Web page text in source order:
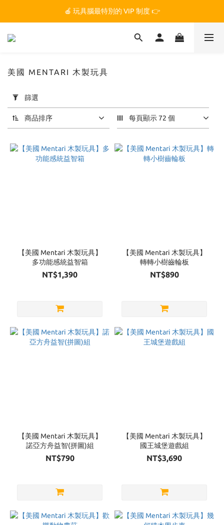
🏆 玩具腦是全台第一個獲得 STEM.org 教育平台
🍎 玩具腦最特別的 VIP 制度 👉
🏆 玩具腦是全台第一個獲得 STEM.org 教育平台
用
篩
選
(0/20)
牌
美國 MENTARI 木製玩具
篩選
商品排序 每頁顯示 72 個
【美國 Mentari 木製玩具】
多功能感統益智箱
NT$1,390
【美國 Mentari 木製玩具】
轉轉小樹齒輪板
NT$890
【美國 Mentari 木製玩具】
諾亞方舟益智(拼圖)組
NT$790
【美國 Mentari 木製玩具】
國王城堡遊戲組
NT$3,690